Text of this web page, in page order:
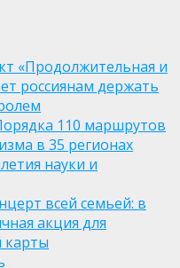
«Продолжительная и
россиянам держать
110 маршрутов
в 35 регионах
науки и
всей семьей: в
акция для
карты